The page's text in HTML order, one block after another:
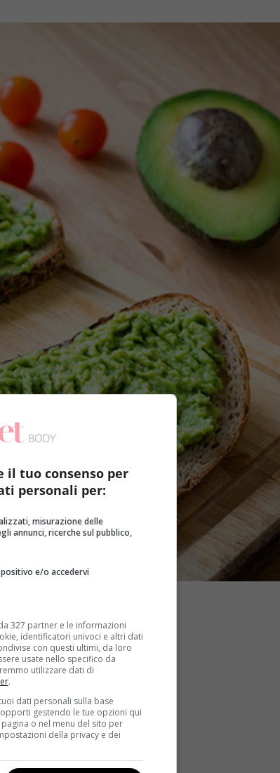
il tuo consenso per
personali per:
misurazione delle
annunci, ricerche sul pubblico,
e/o accedervi
327 partner e le informazioni
identificatori univoci e altri dati
con questi ultimi, da loro
usate nello specifico da
utilizzare dati di
.
dati personali sulla base
gestendo le tue opzioni qui
o nel menu del sito per
della privacy e dei